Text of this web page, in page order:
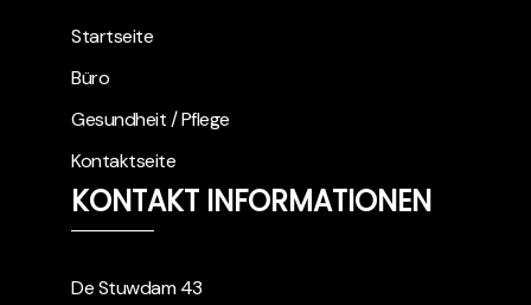
Startseite
Büro
Gesundheit / Pflege
Kontaktseite
KONTAKT INFORMATIONEN
De Stuwdam 43